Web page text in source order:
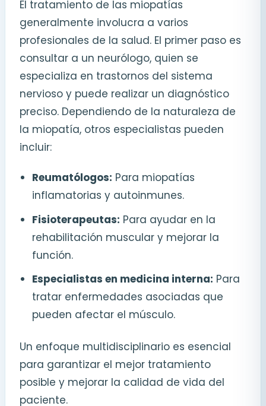
El tratamiento de las miopatías
generalmente involucra a varios
profesionales de la salud. El primer paso es
consultar a un neurólogo, quien se
especializa en trastornos del sistema
nervioso y puede realizar un diagnóstico
preciso. Dependiendo de la naturaleza de
la miopatía, otros especialistas pueden
incluir:
Reumatólogos: Para miopatías
inflamatorias y autoinmunes.
Fisioterapeutas: Para ayudar en la
rehabilitación muscular y mejorar la
función.
Especialistas en medicina interna: Para
tratar enfermedades asociadas que
pueden afectar el músculo.
Un enfoque multidisciplinario es esencial
para garantizar el mejor tratamiento
posible y mejorar la calidad de vida del
paciente.